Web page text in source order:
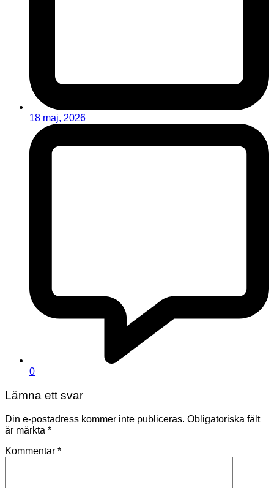
18 maj, 2026
0
Lämna ett svar
Din e-postadress kommer inte publiceras. Obligatoriska fält
är märkta *
Kommentar *